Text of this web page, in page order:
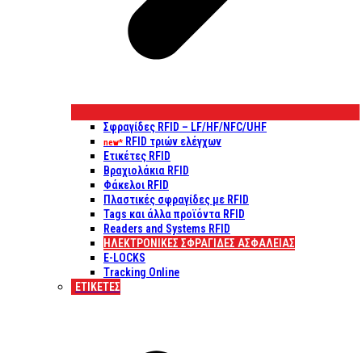
Σφραγίδες RFID – LF/HF/NFC/UHF
new* RFID τριών ελέγχων
Ετικέτες RFID
Βραχιολάκια RFID
Φάκελοι RFID
Πλαστικές σφραγίδες με RFID
Tags και άλλα προϊόντα RFID
Readers and Systems RFID
ΗΛΕΚΤΡΟΝΙΚΕΣ ΣΦΡΑΓΙΔΕΣ ΑΣΦΑΛΕΙΑΣ
E-LOCKS
Tracking Online
ΕΤΙΚΈΤΕΣ